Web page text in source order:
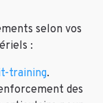
selon vos
:
training.
des